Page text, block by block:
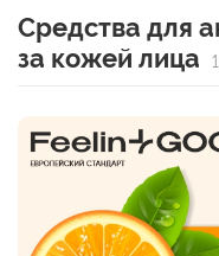
Средства для
за кожей лица